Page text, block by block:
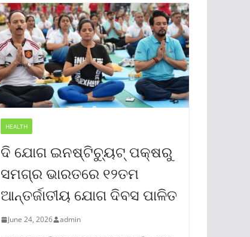
HEALTH
ଦି ଯୋଗ ଇନଷ୍ଟିଚ୍ୟୁଟ୍ ପକ୍ଷରୁ
ସମଗ୍ର ଭାରତରେ ୧୨ତମ
ଆନ୍ତର୍ଜାତୀୟ ଯୋଗ ଦିବସ ପାଳିତ
June 24, 2026 admin